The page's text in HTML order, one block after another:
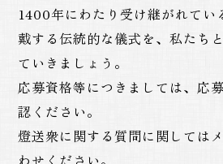
1400年にわたり受け継がれてい
戴する伝統的な儀式を、私たち
ていきましょう。
応募資格等につきましては、応
認ください。
燈送衆に関する質問に関しては
わせください。